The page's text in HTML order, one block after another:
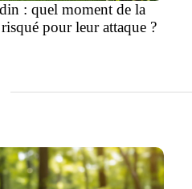
: quel moment de la
pour leur attaque ?